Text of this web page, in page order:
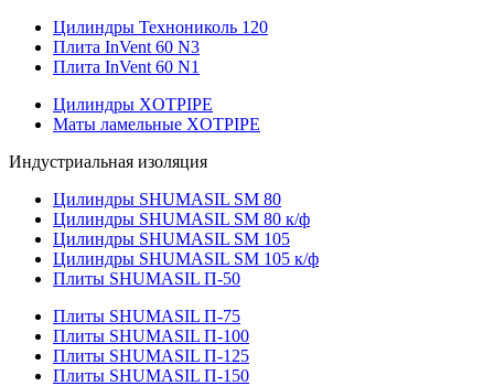
Цилиндры Технониколь 120
Плита InVent 60 N3
Плита InVent 60 N1
Цилиндры XOTPIPE
Маты ламельные XOTPIPE
Индустриальная изоляция
Цилиндры SHUMASIL SM 80
Цилиндры SHUMASIL SM 80 к/ф
Цилиндры SHUMASIL SM 105
Цилиндры SHUMASIL SM 105 к/ф
Плиты SHUMASIL П-50
Плиты SHUMASIL П-75
Плиты SHUMASIL П-100
Плиты SHUMASIL П-125
Плиты SHUMASIL П-150